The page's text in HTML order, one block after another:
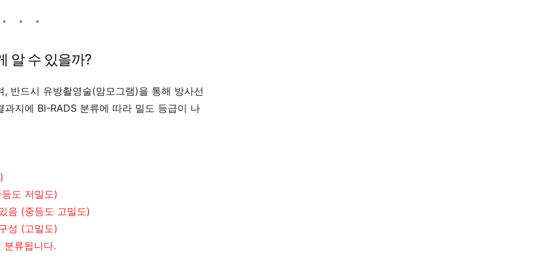
알 수 있을까?
, 반드시 유방촬영술(맘모그램)을 통해 방사선
지에 BI-RADS 분류에 따라 밀도 등급이 나
도 저밀도)
음 (중등도 고밀도)
성 (고밀도)
류됩니다.